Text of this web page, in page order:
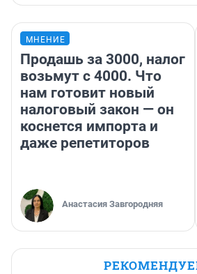
МНЕНИЕ
Продашь за 3000, налог
возьмут с 4000. Что
нам готовит новый
налоговый закон — он
коснется импорта и
даже репетиторов
Анастасия Завгородняя